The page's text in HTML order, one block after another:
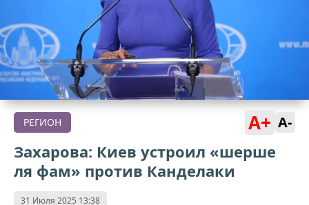
РЕГИОН A+ A-
Захарова: Киев устроил «шерше
ля фам» против Канделаки
31 Июля 2025 13:38